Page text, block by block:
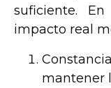
suficiente.
impacto real
mantener